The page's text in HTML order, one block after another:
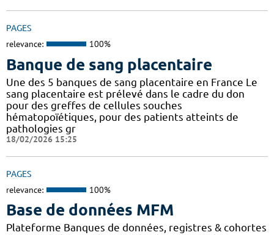
PAGES
relevance: 100%
Banque de sang placentaire
Une des 5 banques de sang placentaire en France Le
sang placentaire est prélevé dans le cadre du don
pour des greffes de cellules souches
hématopoïétiques, pour des patients atteints de
pathologies gr
18/02/2026 15:25
PAGES
relevance: 100%
Base de données MFM
Plateforme Banques de données, registres & cohortes